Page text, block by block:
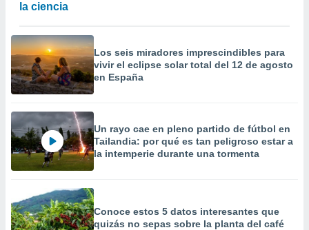
la ciencia
Los seis miradores imprescindibles para
vivir el eclipse solar total del 12 de agosto
en España
Un rayo cae en pleno partido de fútbol en
Tailandia: por qué es tan peligroso estar a
la intemperie durante una tormenta
Conoce estos 5 datos interesantes que
quizás no sepas sobre la planta del café